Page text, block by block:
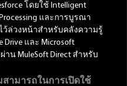
โดยใช้ Intelligent
และการบูรณา
ว้ล่วงหน้าสำหรับคลังความรู้
Drive และ Microsoft
ผ่าน MuleSoft Direct สำหรับ
ามารถในการเปิดใช้